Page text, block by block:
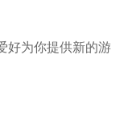
好为你提供新的游